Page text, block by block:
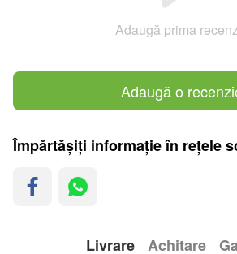
Adaugă prima
Adaugă o
Împărtășiți informație în rețele
Livrare Achitare